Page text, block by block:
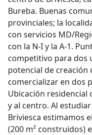
Bureba. Buenas
provinciales; la
con servicios MD/
con la N-I y la A-1.
competitivo para dos
potencial de creación
comercializar en dos
Ubicación residencial
y al centro. Al
Briviesca estimamos
(200 m² construidos)